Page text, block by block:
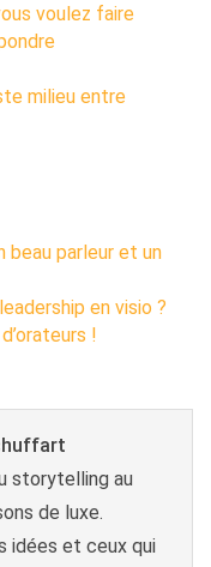
voulez faire
milieu entre
parleur et un
en visio ?
!
storytelling au
de luxe.
idées et ceux qui